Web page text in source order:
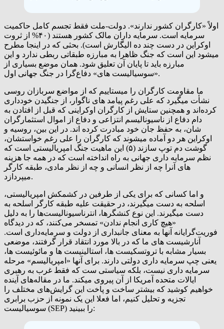
اولاً «کارگران کشور ندارند». دولت-ملت فقط تجسم کامل حاکمیت
سرمایه است. سرمایه داران مالک کشور هستند (۴۰% از ثروت
اوکراین در دست چند ده الیگارش است). بحثی که در اینجا مطرح
میشود این است که جنگ ظاهرا به مبارزه طبقاتی ربطی ندارد و این
مبارزه باید تا پایان آن تعلیق شود. همان موضع بسیاری از
«سوسیالیست های» دفاع‌گرا در جنگ جهانی اول.
ما مقاومت کارگران را میستاییم که از مواضع سربازان روسی
نشأت میگیرد که علی رغم پیامد های ناگوار، از جنگیدن خودداری
کرده‌اند و همچنین ستایش از کارگران اوکراینی که قبل از افتادن به
دام دفاع از ناسیونالیسم انتزاعی و دفاع از اموال استثمارگران
شان، به حفظ جان خود مبادرت کرده اند. در این بین، روسیه و
اوکراین هر دو آماده میشوند که کارگران را علی رغم خواستشان،
گوشت دم توپ سازند (۵) این ماهیت جنگ امپریالیستی است که
نظم سرمایه داری جهانی به راه انداخته است که در همه جا هزینه
های آنرا چه از نظر انسانی و چه از نظر مادی، طبقه کارگر
میپردازد.
و اما کسانی که برای یکی از طرفین در کشمکش امپریالیستی،
اسلحه به دست میگیرند، در حقیقت علیه طبقه کارگر اسلحه به
دست میگیرند. این نوع کنشگرها، انترناسیونالیست‌ها را به دلیل
«هیچ کاری انجام ندادن» تمسخر می‌کنند، که در دیدگاه
فوریت‌گرایانه آنها به معنای جانبداری از دولت و سرمایه‌داری است.
آنارشیست های ما که در بالا مورد انتقاد قرار گرفتند، موضعی
بسیار مشابه با تروتسکیست ها، استالینیست ها و مائوئیست ها،
یعنی چپ سرمایه داری دولتی دارند. برای آنها «امپریالیسم» مرحله
سرمایه داری نیست، بلکه سیاستی ست که فقط غرب به رهبری
ایالات متحده آمریکا از آن پیروی میکند. ما در مقاله‌های آینده
خواهیم کوشید که بیشتر ساخت و پاخت این گرایش‌های مختلف را
تجزیه و تحلیل کنیم، اما فعلا این یک نمونه از حزب برابری
سوسیالیست (SEP) را ببینید: